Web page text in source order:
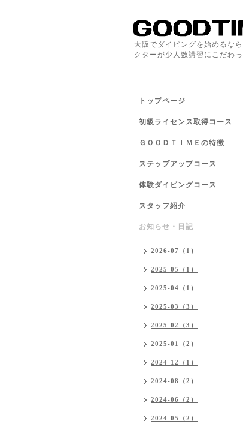
大阪でダイビングを始めるな
クターが少人数講習にこだわ
トップページ
初級ライセンス取得コース
ＧＯＯＤＴＩＭＥの特徴
ステップアップコース
体験ダイビングコース
スタッフ紹介
お知らせ・日記
2026-07（1）
2025-05（1）
2025-04（1）
2025-03（3）
2025-02（3）
2025-01（2）
2024-12（1）
2024-08（2）
2024-06（2）
2024-05（2）